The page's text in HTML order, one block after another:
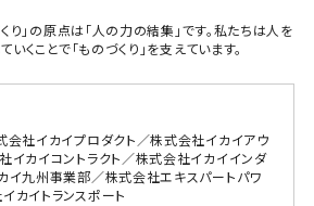
り」の原点は「人の力の結集」です。私たちは人を
くことで「ものづくり」を支えています。
社イカイプロダクト／株式会社イカイアウ
イカイコントラクト／株式会社イカイインダ
イ九州事業部／株式会社エキスパートパワ
カイトランスポート